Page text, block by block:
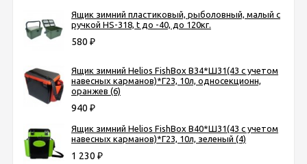
Ящик зимний пластиковый, рыболовный, малый с
ручкой HS-318, t до -40, до 120кг.
580 ₽
Ящик зимний Helios FishBox В34*Ш31(43 с учетом
навесных карманов)*Г23, 10л, односекционн,
оранжев (6)
940 ₽
Ящик зимний Helios FishBox В40*Ш31(43 с учетом
навесных карманов)*Г23, 10л, зеленый (4)
1 230 ₽